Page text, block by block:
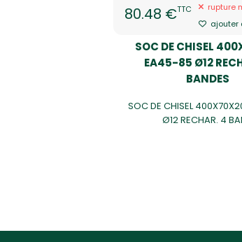
80.48 €TTC
rupture
ajouter
SOC DE CHISEL
EA45-85 Ø12
BANDES
SOC DE CHISEL
Ø12 RECHAR. 4